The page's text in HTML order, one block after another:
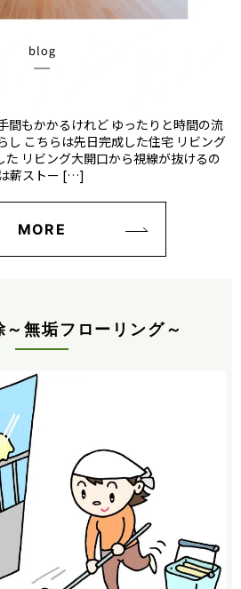
間もかかるけれど ゆったりと時間の流
し こちらは先日完成した住宅 リビング
た リビング大開口から視線が抜けるの
薪ストー […]
MORE
～無垢フローリング～